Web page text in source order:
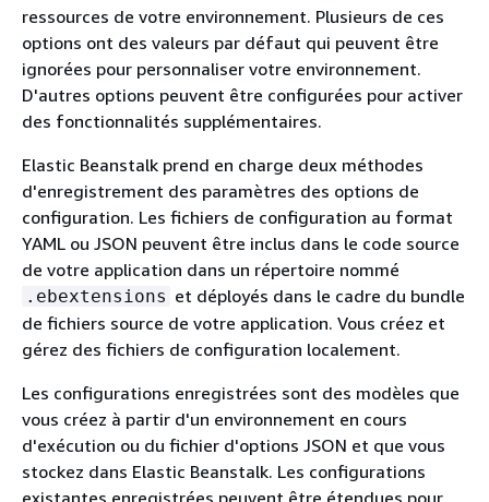
ressources de votre environnement. Plusieurs de ces
options ont des valeurs par défaut qui peuvent être
ignorées pour personnaliser votre environnement.
D'autres options peuvent être configurées pour activer
des fonctionnalités supplémentaires.
Elastic Beanstalk prend en charge deux méthodes
d'enregistrement des paramètres des options de
configuration. Les fichiers de configuration au format
YAML ou JSON peuvent être inclus dans le code source
de votre application dans un répertoire nommé
.ebextensions et déployés dans le cadre du bundle
de fichiers source de votre application. Vous créez et
gérez des fichiers de configuration localement.
Les configurations enregistrées sont des modèles que
vous créez à partir d'un environnement en cours
d'exécution ou du fichier d'options JSON et que vous
stockez dans Elastic Beanstalk. Les configurations
existantes enregistrées peuvent être étendues pour